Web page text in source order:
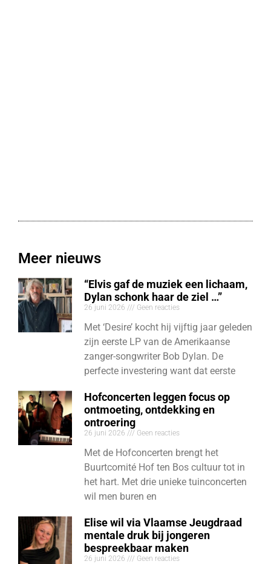
Meer nieuws
“Elvis gaf de muziek een lichaam,
Dylan schonk haar de ziel …”
26 juni 2026 Geen reacties
Met ‘Desire’ kocht hij vijftig jaar geleden
zijn eerste LP van de Amerikaanse
zanger-songwriter Bob Dylan. De
perfecte investering want dat eerste
Hofconcerten leggen focus op
ontmoeting, ontdekking en
ontroering
26 juni 2026 Geen reacties
Met de Hofconcerten brengt het
Buurtcomité Hof ten Bos cultuur tot in
het hart. Met drie unieke tuinconcerten
wil men buren en
Elise wil via Vlaamse Jeugdraad
mentale druk bij jongeren
bespreekbaar maken
26 juni 2026 Geen reacties